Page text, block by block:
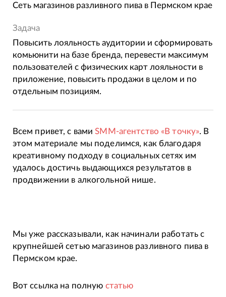
Сеть магазинов разливного пива в Пермском крае
Задача
Повысить лояльность аудитории и сформировать
комьюнити на базе бренда, перевести максимум
пользователей с физических карт лояльности в
приложение, повысить продажи в целом и по
отдельным позициям.
Всем привет, с вамиSMM-агентство «В точку». В
этом материале мы поделимся, как благодаря
креативному подходу в социальных сетях им
удалось достичь выдающихся результатов в
продвижении в алкогольной нише.
Мы уже рассказывали, как начинали работать с
крупнейшей сетью магазинов разливного пива в
Пермском крае.
Вот ссылка на полную статью